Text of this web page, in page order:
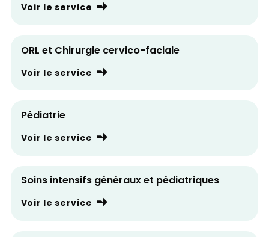
Voir le service
ORL et Chirurgie cervico-faciale
Voir le service
Pédiatrie
Voir le service
Soins intensifs généraux et pédiatriques
Voir le service